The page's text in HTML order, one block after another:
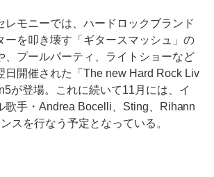
モニーでは、ハードロックブランド
ーを叩き壊す「ギタースマッシュ」の
、プールパーティ、ライトショーなど
日開催された「The new Hard Rock Liv
が登場。これに続いて11月には、イ
歌手・Andrea Bocelli、Sting、Rihann
スを行なう予定となっている。